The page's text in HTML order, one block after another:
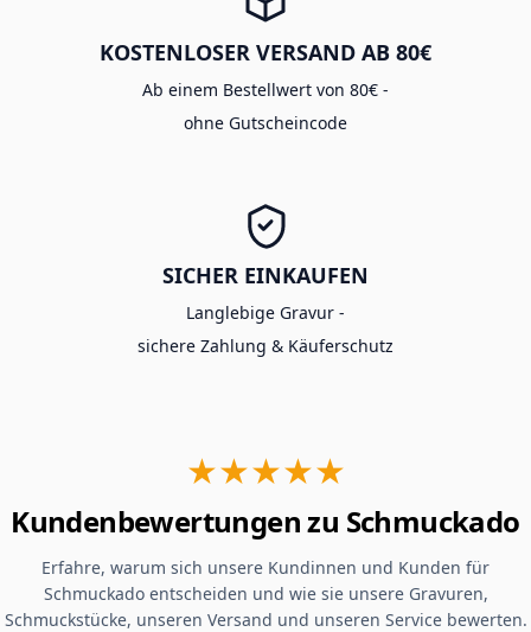
KOSTENLOSER VERSAND AB 80€
Ab einem Bestellwert von 80€ -
ohne Gutscheincode
SICHER EINKAUFEN
Langlebige Gravur -
sichere Zahlung & Käuferschutz
★★★★★
Kundenbewertungen zu Schmuckado
Erfahre, warum sich unsere Kundinnen und Kunden für
Schmuckado entscheiden und wie sie unsere Gravuren,
Schmuckstücke, unseren Versand und unseren Service bewerten.